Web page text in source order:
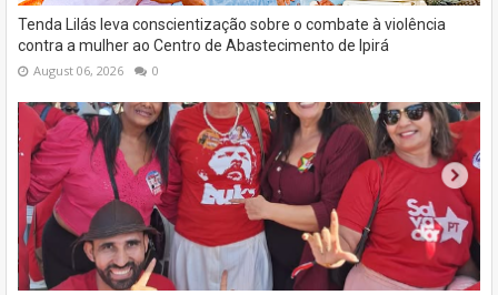
Tenda Lilás leva conscientização sobre o combate à violência
contra a mulher ao Centro de Abastecimento de Ipirá
August 06, 2026 0